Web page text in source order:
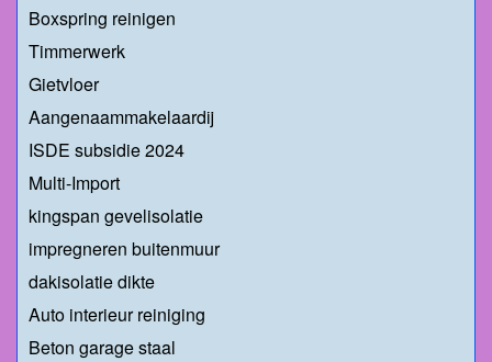
Boxspring reinigen
Timmerwerk
Gietvloer
Aangenaammakelaardij
ISDE subsidie 2024
Multi-Import
kingspan gevelisolatie
impregneren buitenmuur
dakisolatie dikte
Auto interieur reiniging
Beton garage staal